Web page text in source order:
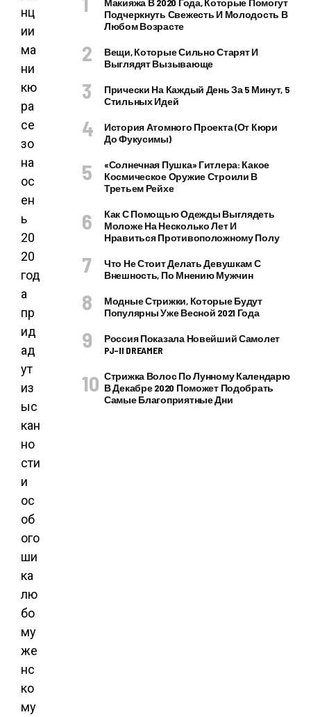
нц
ии
ма
ни
кю
ра
се
зо
на
ос
ен
ь
20
20
год
а
пр
ид
ад
ут
из
ыс
кан
но
сти
и
ос
об
ого
ши
ка
лю
бо
му
же
нс
ко
му
Макияжа В 2020 Года, Которые Помогут
Подчеркнуть Свежесть И Молодость В
Любом Возрасте
Вещи, Которые Сильно Старят И
Выглядят Вызывающе
Прически На Каждый День За 5 Минут, 5
Стильных Идей
История Атомного Проекта (от Кюри
До Фукусимы)
«Солнечная Пушка» Гитлера: Какое
Космическое Оружие Строили В
Третьем Рейхе
Как С Помощью Одежды Выглядеть
Моложе На Несколько Лет И
Нравиться Противоположному Полу
Что Не Стоит Делать Девушкам С
Внешность, По Мнению Мужчин
Модные Стрижки, Которые Будут
Популярны Уже Весной 2021 Года
Россия Показала Новейший Самолет
PJ–II DREAMER
Стрижка Волос По Лунному Календарю
В Декабре 2020 Поможет Подобрать
Самые Благоприятные Дни